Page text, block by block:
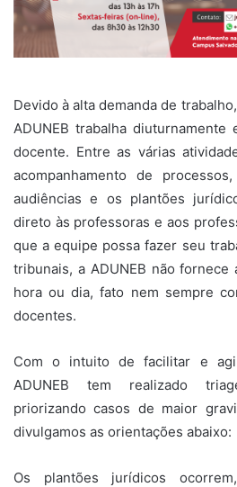
Devido à alta demanda de
ADUNEB trabalha
docente. Entre as várias
acompanhamento de
audiências e os plantões
direto às professoras e aos
que a equipe possa fazer seu
tribunais, a ADUNEB não
hora ou dia, fato nem sempre
docentes.
Com o intuito de facilitar e
ADUNEB tem realizado
priorizando casos de maior
divulgamos as orientações abaixo:
Os plantões jurídicos